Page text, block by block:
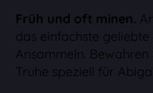
Früh und oft minen.
das einfachste geliebte
Ansammeln.
Truhe speziell für